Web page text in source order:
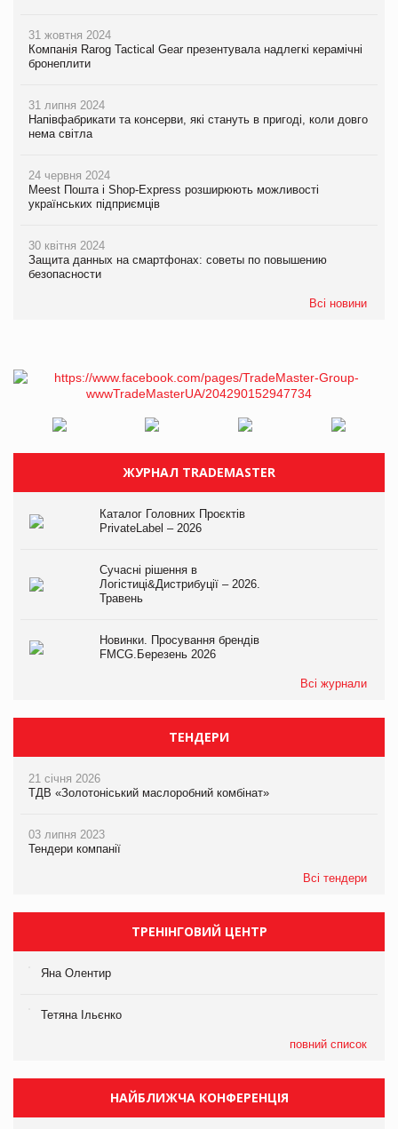
31 жовтня 2024
Компанія Rarog Tactical Gear презентувала надлегкі керамічні
бронеплити
31 липня 2024
Напівфабрикати та консерви, які стануть в пригоді, коли довго
нема світла
24 червня 2024
Meest Пошта і Shop-Express розширюють можливості
українських підприємців
30 квітня 2024
Защита данных на смартфонах: советы по повышению
безопасности
Всі новини
ЖУРНАЛ TRADEMASTER
Каталог Головних Проєктів
PrivateLabel – 2026
Сучасні рішення в
Логістиці&Дистрибуції – 2026.
Травень
Новинки. Просування брендів
FMCG.Березень 2026
Всі журнали
ТЕНДЕРИ
21 січня 2026
ТДВ «Золотоніський маслоробний комбінат»
03 липня 2023
Тендери компанії
Всі тендери
ТРЕНІНГОВИЙ ЦЕНТР
Яна Олентир
Тетяна Ільєнко
повний список
НАЙБЛИЖЧА КОНФЕРЕНЦІЯ